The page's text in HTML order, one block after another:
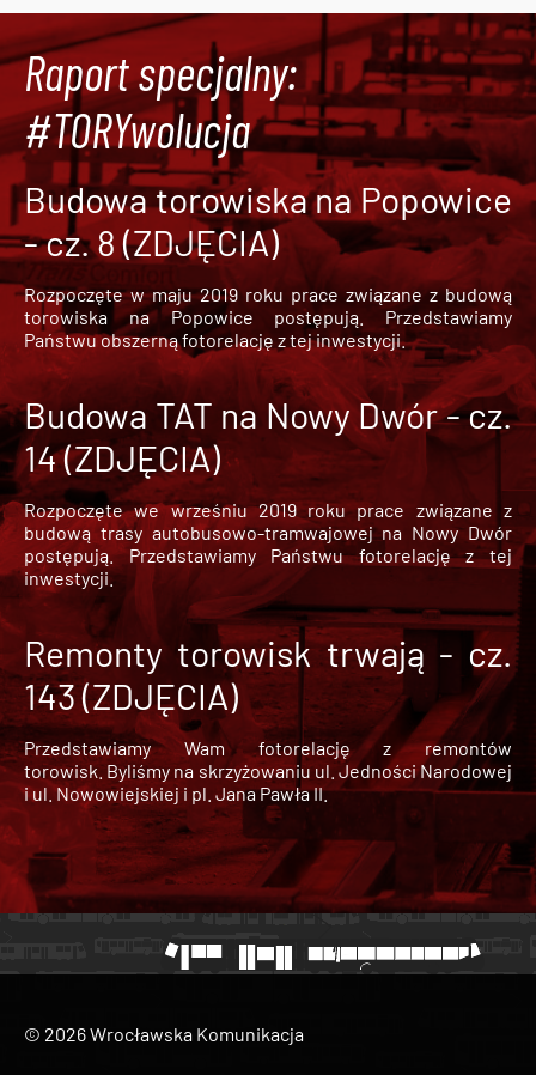
Raport specjalny:
#TORYwolucja
Budowa torowiska na Popowice
- cz. 8 (ZDJĘCIA)
Rozpoczęte w maju 2019 roku prace związane z budową
torowiska na Popowice
postępują. Przedstawiamy
Państwu obszerną fotorelację z tej inwestycji.
Budowa TAT na Nowy Dwór - cz.
14 (ZDJĘCIA)
Rozpoczęte we wrześniu 2019 roku prace związane z
budową trasy autobusowo-tramwajowej na Nowy Dwór
postępują. Przedstawiamy Państwu fotorelację z tej
inwestycji.
Remonty torowisk trwają - cz.
143 (ZDJĘCIA)
Przedstawiamy Wam fotorelację z remontów
torowisk. Byliśmy na skrzyżowaniu ul. Jedności Narodowej
i ul. Nowowiejskiej i pl. Jana Pawła II.
© 2026 Wrocławska Komunikacja